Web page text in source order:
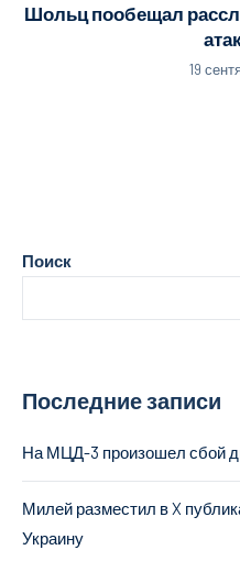
Шольц пообещал
19
Поиск
Последние записи
На МЦД-3 произошел сбой
Милей разместил в X
Украину